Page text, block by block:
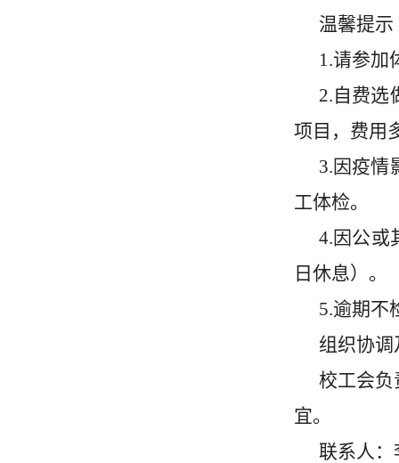
温馨提示
1.请参加
2.自费选
项目，费用
3.因疫情
工体检。
4.因公或
日休息）。
5.逾期不
组织协调
校工会负
宜。
联系人：